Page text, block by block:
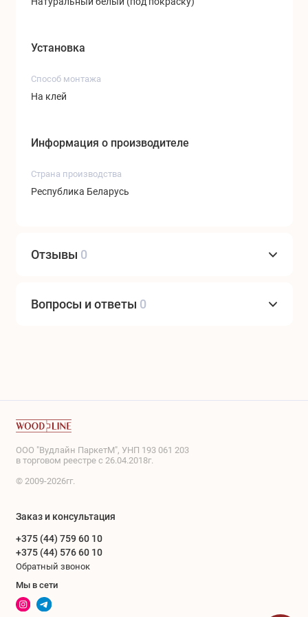
Установка
Способ монтажа
На клей
Информация о производителе
Страна производства
Республика Беларусь
Отзывы 0
Вопросы и ответы 0
ООО "Вудлайн ПаркетМ", УНП 193 061 203
в торговом реестре с 26.04.2018г.
© 2009-2026гг.
Заказ и консультация
+375 (44) 759 60 10
+375 (44) 576 60 10
Обратный звонок
Мы в сети